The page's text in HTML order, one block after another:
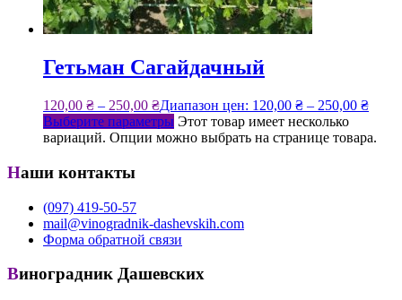
Гетьман Сагайдачный
120,00 ₴ – 250,00 ₴Диапазон цен: 120,00 ₴ – 250,00 ₴
Выберите параметры Этот товар имеет несколько
вариаций. Опции можно выбрать на странице товара.
Наши контакты
(097) 419-50-57
mail@vinogradnik-dashevskih.com
Форма обратной связи
Виноградник Дашевских